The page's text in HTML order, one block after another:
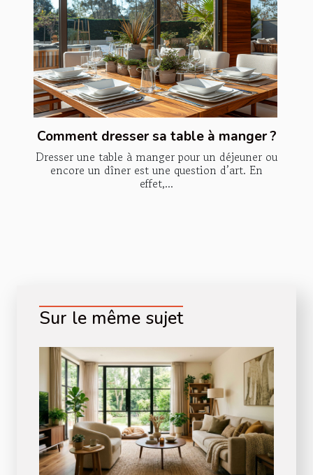
Comment dresser sa table à manger ?
Dresser une table à manger pour un déjeuner ou
encore un dîner est une question d’art. En
effet,...
Sur le même sujet